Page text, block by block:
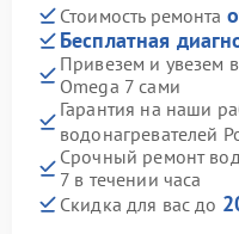
Стоимость ремонта
Бесплатная
Привезем и увезем
Omega 7 сами
Гарантия на наши
водонагревателей
Срочный ремонт
7 в течении часа
Скидка для вас до